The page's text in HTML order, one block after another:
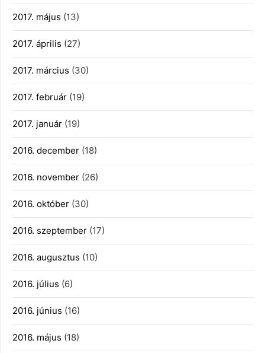
2017. május (13)
2017. április (27)
2017. március (30)
2017. február (19)
2017. január (19)
2016. december (18)
2016. november (26)
2016. október (30)
2016. szeptember (17)
2016. augusztus (10)
2016. július (6)
2016. június (16)
2016. május (18)